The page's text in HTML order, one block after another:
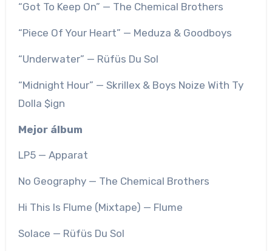
“Got To Keep On” — The Chemical Brothers
“Piece Of Your Heart” — Meduza & Goodboys
“Underwater” — Rüfüs Du Sol
“Midnight Hour” — Skrillex & Boys Noize With Ty
Dolla $ign
Mejor álbum
LP5 — Apparat
No Geography — The Chemical Brothers
Hi This Is Flume (Mixtape) — Flume
Solace — Rüfüs Du Sol